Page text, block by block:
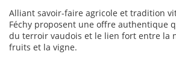
Alliant savoir-faire agricole et tradition
Féchy proposent une offre authentique
du terroir vaudois et le lien fort entre la
fruits et la vigne.